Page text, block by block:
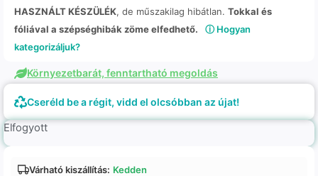
HASZNÁLT KÉSZÜLÉK, de műszakilag hibátlan. Tokkal és
fóliával a szépséghibák zöme elfedhető.
ⓘ Hogyan
kategorizáljuk?
Környezetbarát, fenntartható megoldás
Cseréld be a régit, vidd el olcsóbban az újat!
Elfogyott
Várható kiszállítás: Kedden